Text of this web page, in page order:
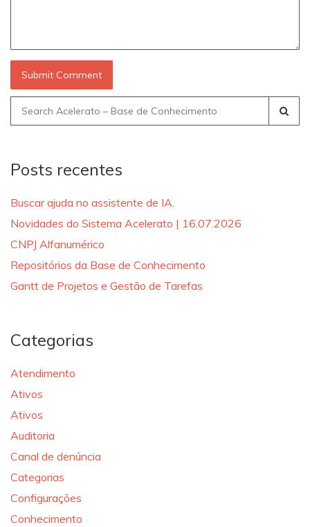
Search
for:
Posts recentes
Buscar ajuda no assistente de IA.
Novidades do Sistema Acelerato | 16.07.2026
CNPJ Alfanumérico
Repositórios da Base de Conhecimento
Gantt de Projetos e Gestão de Tarefas
Categorias
Atendimento
Ativos
Ativos
Auditoria
Canal de denúncia
Categorias
Configurações
Conhecimento